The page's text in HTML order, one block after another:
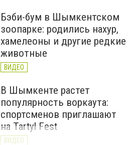
Бэби-бум в Шымкентском
зоопарке: родились нахур,
хамелеоны и другие редкие
животные
ВИДЕО
В Шымкенте растет
популярность воркаута:
спортсменов приглашают
на Tartyl Fest
ВИДЕО